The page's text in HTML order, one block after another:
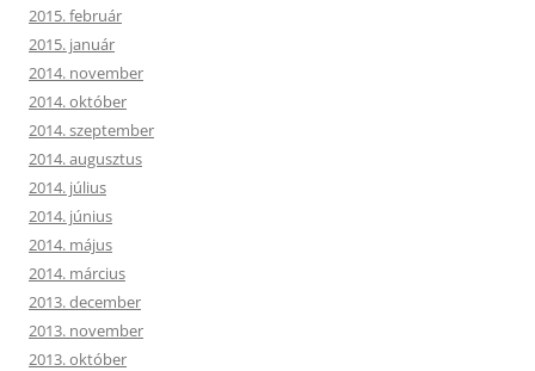
2015. február
2015. január
2014. november
2014. október
2014. szeptember
2014. augusztus
2014. július
2014. június
2014. május
2014. március
2013. december
2013. november
2013. október